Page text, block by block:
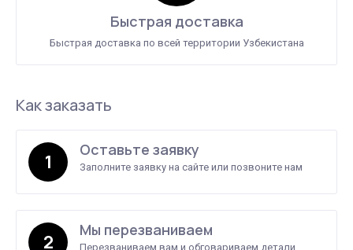
Быстрая доставка
Быстрая доставка по всей территории Узбекистана
Как заказать
1
Оставьте заявку
Заполните заявку на сайте или позвоните нам
2
Мы перезваниваем
Перезваниваем вам и обговариваем детали